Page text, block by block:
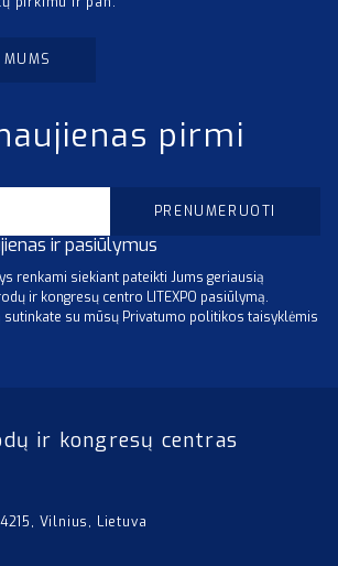
MUMS
pirmi
ir pasiūlymus
renkami siekiant pateikti Jums geriausią
ir kongresų centro LITEXPO pasiūlymą.
sutinkate su mūsų Privatumo politikos taisyklėmis
ir kongresų centras
Vilnius, Lietuva